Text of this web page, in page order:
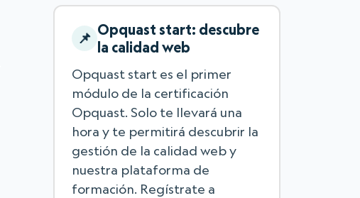
Opquast start: descubre
la calidad web
Opquast start es el primer
módulo de la certificación
Opquast. Solo te llevará una
hora y te permitirá descubrir la
gestión de la calidad web y
nuestra plataforma de
formación. Regístrate a